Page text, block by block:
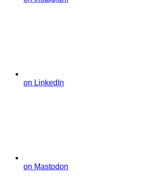
on LinkedIn
on Mastodon